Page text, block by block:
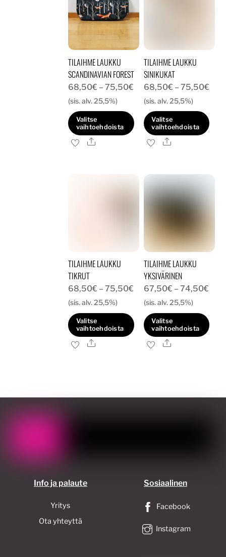
Voit
tehdä
valinnat
tuotteen
sivulla.
tuotteen
sivulla.
TILAIHME LAUKKU
SCANDINAVIAN FOREST
68,50€ – 75,50€ Hintaluokka:
68,50€
75,50€
(sis. alv. 25,5%)
Valitse
vaihtoehdoista
Tällä
tuotteen
sivulla.
Ale
TILAIHME LAUKKU
SINIKUKAT
68,50€ – 75,50€
(sis. alv. 25,5%)
Valitse
vaihtoehdoista
Tällä
useampi
muunnelma.
valinnat
tuotteen
sivulla.
Ale
TILAIHME LAUKKU
TIKRUT
68,50€ – 75,50€ Hintaluokka:
68,50€
75,50€
(sis. alv. 25,5%)
Valitse
vaihtoehdoista
Tällä
muunnelma.
Ale
TILAIHME LAUKKU
YKSIVÄRINEN
67,50€ – 74,50€
(sis. alv. 25,5%)
Valitse
vaihtoehdoista
Tällä
muunnelma.
Ale
Info ja palaute
Yritys
Ota yhteyttä
Sosiaalinen
Facebook
Instagram